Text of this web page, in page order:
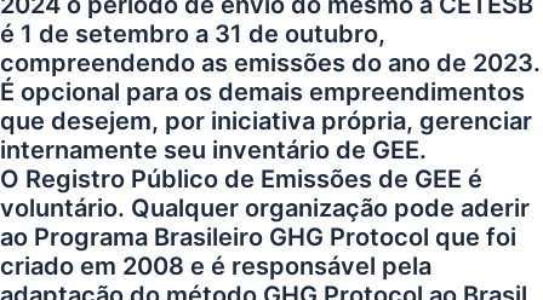
é 1 de setembro a 31 de outubro,
compreendendo as emissões do ano de 2023.
É opcional para os demais empreendimentos
que desejem, por iniciativa própria, gerenciar
internamente seu inventário de GEE.
O Registro Público de Emissões de GEE é
voluntário. Qualquer organização pode aderir
ao Programa Brasileiro GHG Protocol que foi
criado em 2008 e é responsável pela